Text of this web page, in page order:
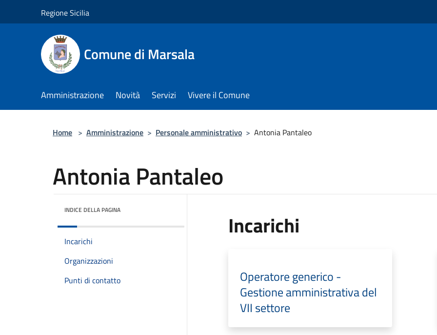
Regione Sicilia
Comune di Marsala
Amministrazione Novità Servizi Vivere il Comune
Home > Amministrazione > Personale amministrativo > Antonia Pantaleo
Antonia Pantaleo
INDICE DELLA PAGINA
Incarichi
Organizzazioni
Punti di contatto
Incarichi
Operatore generico -
Gestione amministrativa del
VII settore